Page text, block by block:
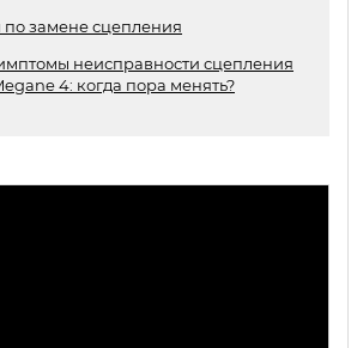
по замене сцепления
неисправности сцепления
4: когда пора менять?